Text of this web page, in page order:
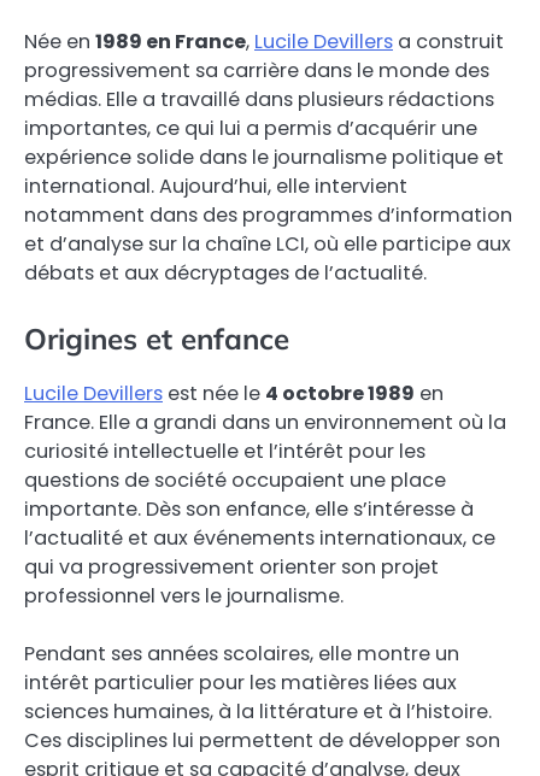
Née en 1989 en France, Lucile Devillers a construit
progressivement sa carrière dans le monde des
médias. Elle a travaillé dans plusieurs rédactions
importantes, ce qui lui a permis d’acquérir une
expérience solide dans le journalisme politique et
international. Aujourd’hui, elle intervient
notamment dans des programmes d’information
et d’analyse sur la chaîne LCI, où elle participe aux
débats et aux décryptages de l’actualité.
Origines et enfance
Lucile Devillers est née le 4 octobre 1989 en
France. Elle a grandi dans un environnement où la
curiosité intellectuelle et l’intérêt pour les
questions de société occupaient une place
importante. Dès son enfance, elle s’intéresse à
l’actualité et aux événements internationaux, ce
qui va progressivement orienter son projet
professionnel vers le journalisme.
Pendant ses années scolaires, elle montre un
intérêt particulier pour les matières liées aux
sciences humaines, à la littérature et à l’histoire.
Ces disciplines lui permettent de développer son
esprit critique et sa capacité d’analyse, deux